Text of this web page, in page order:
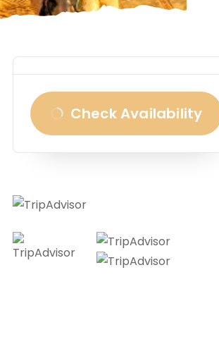
Check Availability